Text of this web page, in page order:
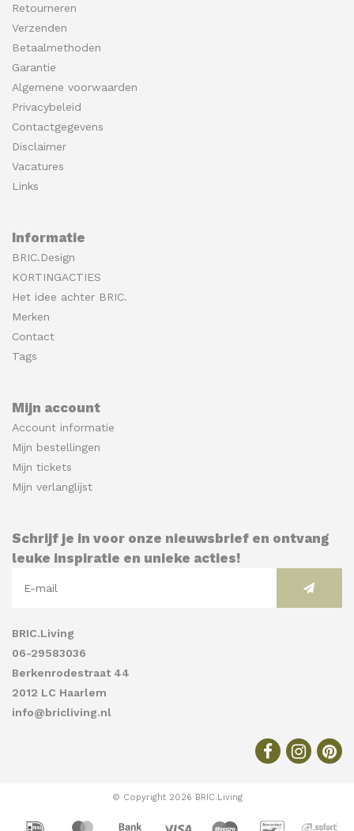
Retourneren
Verzenden
Betaalmethoden
Garantie
Algemene voorwaarden
Privacybeleid
Contactgegevens
Disclaimer
Vacatures
Links
Informatie
BRIC.Design
KORTINGACTIES
Het idee achter BRIC.
Merken
Contact
Tags
Mijn account
Account informatie
Mijn bestellingen
Mijn tickets
Mijn verlanglijst
Schrijf je in voor onze nieuwsbrief en ontvang
leuke inspiratie en unieke acties!
BRIC.Living
06-29583036
Berkenrodestraat 44
2012 LC Haarlem
info@bricliving.nl
© Copyright 2026 BRIC.Living